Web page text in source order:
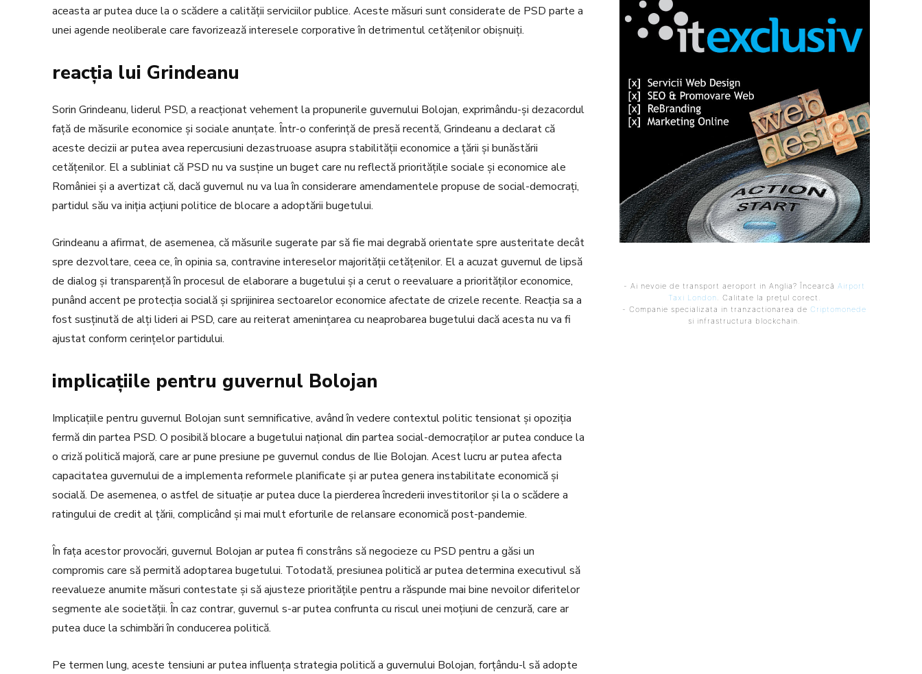
aceasta ar putea duce la o scădere a calității serviciilor publice. Aceste măsuri sunt considerate de PSD parte a
unei agende neoliberale care favorizează interesele corporative în detrimentul cetățenilor obișnuiți.
reacția lui Grindeanu
Sorin Grindeanu, liderul PSD, a reacționat vehement la propunerile guvernului Bolojan, exprimându-și dezacordul
față de măsurile economice și sociale anunțate. Într-o conferință de presă recentă, Grindeanu a declarat că
aceste decizii ar putea avea repercusiuni dezastruoase asupra stabilității economice a țării și bunăstării
cetățenilor. El a subliniat că PSD nu va susține un buget care nu reflectă prioritățile sociale și economice ale
României și a avertizat că, dacă guvernul nu va lua în considerare amendamentele propuse de social-democrați,
partidul său va iniția acțiuni politice de blocare a adoptării bugetului.
Grindeanu a afirmat, de asemenea, că măsurile sugerate par să fie mai degrabă orientate spre austeritate decât
spre dezvoltare, ceea ce, în opinia sa, contravine intereselor majorității cetățenilor. El a acuzat guvernul de lipsă
de dialog și transparență în procesul de elaborare a bugetului și a cerut o reevaluare a priorităților economice,
punând accent pe protecția socială și sprijinirea sectoarelor economice afectate de crizele recente. Reacția sa a
fost susținută de alți lideri ai PSD, care au reiterat amenințarea cu neaprobarea bugetului dacă acesta nu va fi
ajustat conform cerințelor partidului.
implicațiile pentru guvernul Bolojan
Implicațiile pentru guvernul Bolojan sunt semnificative, având în vedere contextul politic tensionat și opoziția
fermă din partea PSD. O posibilă blocare a bugetului național din partea social-democraților ar putea conduce la
o criză politică majoră, care ar pune presiune pe guvernul condus de Ilie Bolojan. Acest lucru ar putea afecta
capacitatea guvernului de a implementa reformele planificate și ar putea genera instabilitate economică și
socială. De asemenea, o astfel de situație ar putea duce la pierderea încrederii investitorilor și la o scădere a
ratingului de credit al țării, complicând și mai mult eforturile de relansare economică post-pandemie.
În fața acestor provocări, guvernul Bolojan ar putea fi constrâns să negocieze cu PSD pentru a găsi un
compromis care să permită adoptarea bugetului. Totodată, presiunea politică ar putea determina executivul să
reevalueze anumite măsuri contestate și să ajusteze prioritățile pentru a răspunde mai bine nevoilor diferitelor
segmente ale societății. În caz contrar, guvernul s-ar putea confrunta cu riscul unei moțiuni de cenzură, care ar
putea duce la schimbări în conducerea politică.
Pe termen lung, aceste tensiuni ar putea influența strategia politică a guvernului Bolojan, forțându-l să adopte
- Ai nevoie de transport aeroport in Anglia? ÎncearcăAirport
Taxi London. Calitate la prețul corect.
- Companie specializata in tranzactionarea deCriptomonede
si infrastructura blockchain.